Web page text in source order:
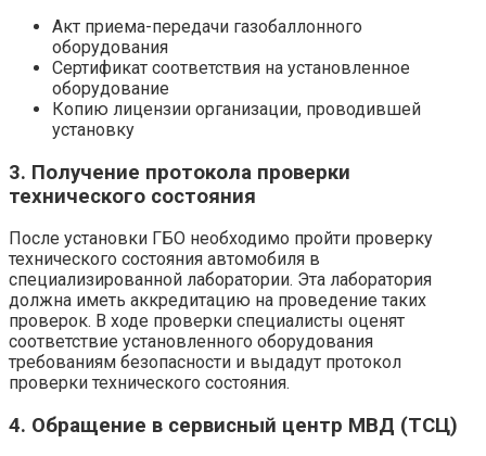
Акт приема-передачи газобаллонного
оборудования
Сертификат соответствия на установленное
оборудование
Копию лицензии организации, проводившей
установку
3. Получение протокола проверки
технического состояния
После установки ГБО необходимо пройти проверку
технического состояния автомобиля в
специализированной лаборатории. Эта лаборатория
должна иметь аккредитацию на проведение таких
проверок. В ходе проверки специалисты оценят
соответствие установленного оборудования
требованиям безопасности и выдадут протокол
проверки технического состояния.
4. Обращение в сервисный центр МВД (ТСЦ)